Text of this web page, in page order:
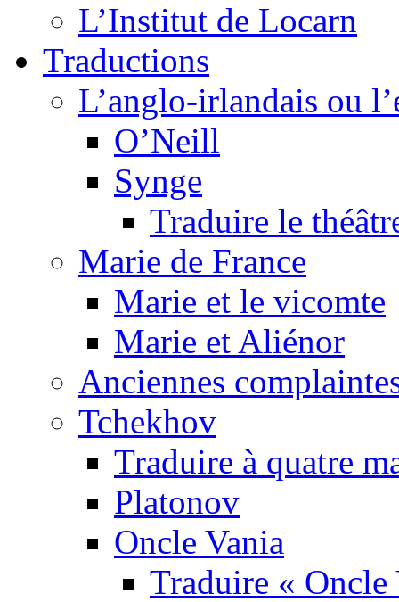
L’Institut de Locarn
Traductions
L’anglo-irlandais ou
O’Neill
Synge
Traduire le
Marie de France
Marie et le vicomte
Marie et Aliénor
Anciennes
Tchekhov
Traduire à quatre
Platonov
Oncle Vania
Traduire « Oncle